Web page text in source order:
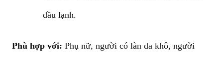
dầu lạnh.
Phù hợp với: Phụ nữ, người có làn da khô, người